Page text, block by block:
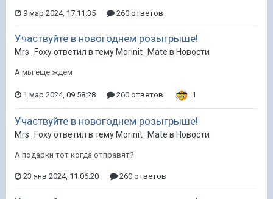
9 мар 2024, 17:11:35 260 ответов
Участвуйте в новогоднем розыгрыше!
Mrs_Foxy ответил в тему Morinit_Mate в Новости
А мы еще ждем
1 мар 2024, 09:58:28 260 ответов 1
Участвуйте в новогоднем розыгрыше!
Mrs_Foxy ответил в тему Morinit_Mate в Новости
А подарки тот когда отправят?
23 янв 2024, 11:06:20 260 ответов